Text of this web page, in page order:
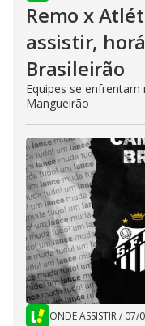
Remo x
assistir,
Brasileirão
Equipes se
Mangueirão
ONDE ASSISTIR/ 07/